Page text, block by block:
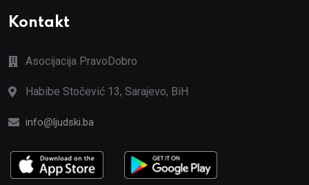
Kontakt
Asocijacija PravoDobro
Habibe Stočević 13, Sarajevo, BiH
info@ljudski.ba